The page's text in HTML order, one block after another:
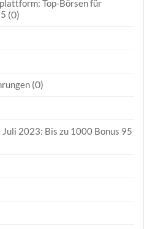
Top-Börsen für
(0)
(0)
2023: Bis zu 1000 Bonus 95